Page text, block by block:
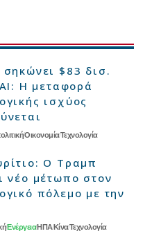
$83 δισ.
Η μεταφορά
ισχύος
ΟικονομίαΤεχνολογία
Ο Τραμπ
νέο μέτωπο στον
πόλεμο με την
ΕνέργειαΗΠΑΚίναΤεχνολογία